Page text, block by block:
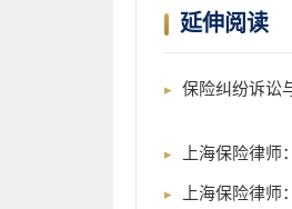
延伸阅读
保险纠纷诉讼
上海保险律
上海保险律